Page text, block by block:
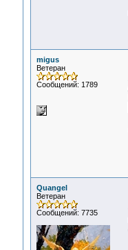
migus
Ветеран
Сообщений: 1789
Quangel
Ветеран
Сообщений: 7735